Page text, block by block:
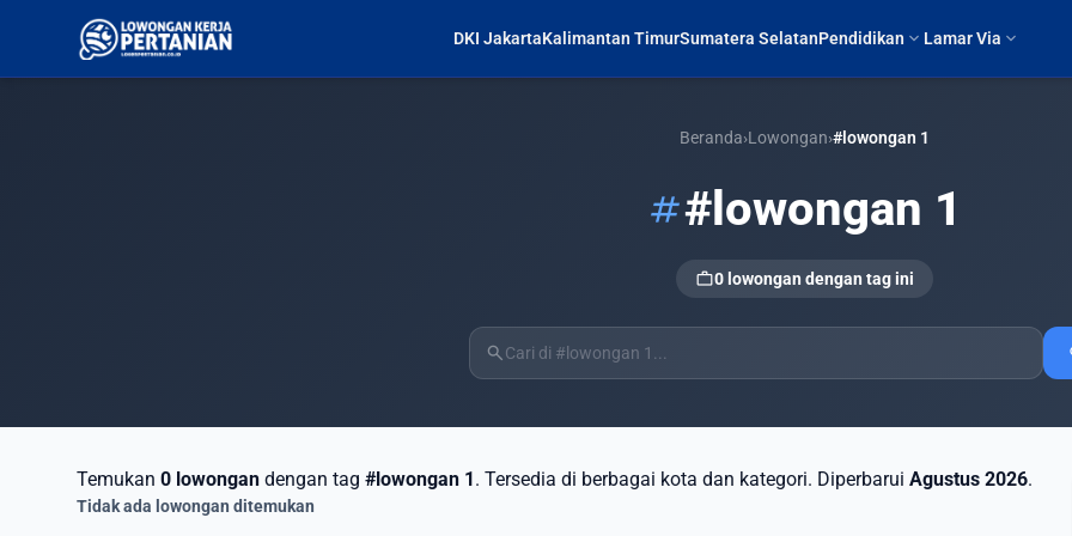
DKI JakartaKalimantan TimurSumatera SelatanPendidikan expand_more Lamar Via expand_more
Beranda›Lowongan›#lowongan 1
tag#lowongan 1
work0 lowongan dengan tag ini
search
Temukan 0 lowongan dengan tag #lowongan 1. Tersedia di berbagai kota dan kategori. Diperbarui Agustus 2026.
Tidak ada lowongan ditemukan